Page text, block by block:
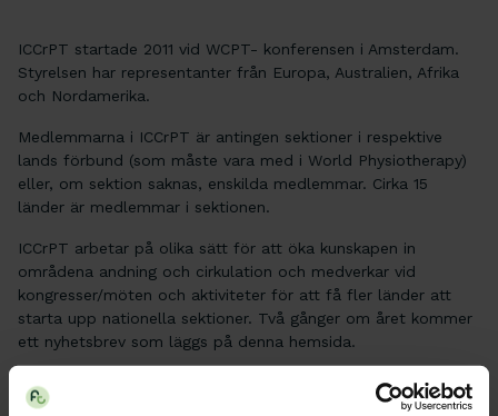
ICCrPT startade 2011 vid WCPT- konferensen i Amsterdam.
Styrelsen har representanter från Europa, Australien, Afrika
och Nordamerika.
Medlemmarna i ICCrPT är antingen sektioner i respektive
lands förbund (som måste vara med i World Physiotherapy)
eller, om sektion saknas, enskilda medlemmar. Cirka 15
länder är medlemmar i sektionen.
ICCrPT arbetar på olika sätt för att öka kunskapen in
områdena andning och cirkulation och medverkar vid
kongresser/möten och aktiviteter för att få fler länder att
starta upp nationella sektioner. Två gånger om året kommer
ett nyhetsbrev som läggs på denna hemsida.
Mer information om internationella sektionen finns här på
ICCrPTs webb.